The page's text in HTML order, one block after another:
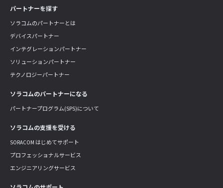
パートナーを探す
ソラコムのパートナーとは
デバイスパートナー
インテグレーションパートナー
ソリューションパートナー
テクノロジーパートナー
ソラコムのパートナーになる
パートナープログラム(SPS)について
ソラコムの支援を受ける
SORACOM はじめてサポート
プロフェッショナルサービス
エンジニアリングサービス